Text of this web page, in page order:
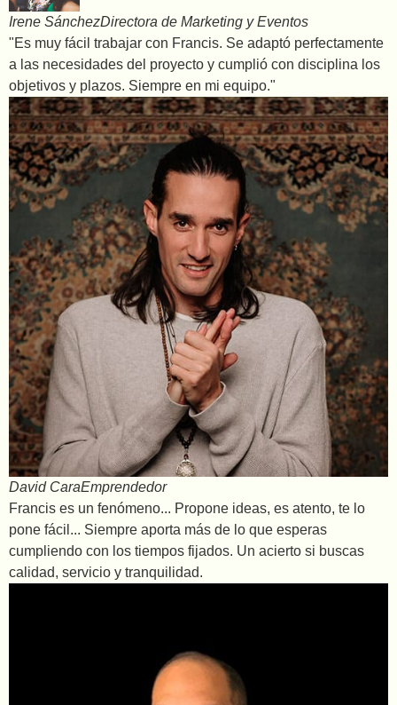
Irene SánchezDirectora de Marketing y Eventos
"Es muy fácil trabajar con Francis. Se adaptó perfectamente
a las necesidades del proyecto y cumplió con disciplina los
objetivos y plazos. Siempre en mi equipo."
David CaraEmprendedor
Francis es un fenómeno... Propone ideas, es atento, te lo
pone fácil... Siempre aporta más de lo que esperas
cumpliendo con los tiempos fijados. Un acierto si buscas
calidad, servicio y tranquilidad.